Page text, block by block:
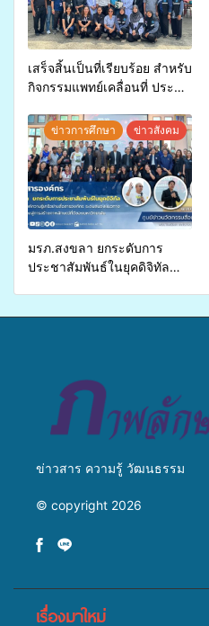
เสร็จสิ้นเป็นที่เรียบร้อย สำหรับ
กิจกรรมแพทย์เคลื่อนที่ ประจำ
สุขภาพแก่ประชาชนในพื้นที่
อำเภอจะนะ
ข่าวการศึกษา ข่าวสังคม
มรภ.สงขลา ยกระดับการ
ประชาสัมพันธ์ในยุคดิจิทัล
ข่าวสาร ความรู้ วัฒนธรรม
© copyright 2026
เรื่องมาใหม่